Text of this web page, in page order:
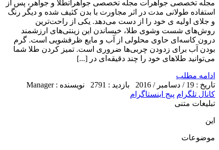
مجله تخصصی جواهرات مجله تخصصی جواهراتطلا و جواهر، پس از
استفاده طولانی مدت در اثر مجاورت با بدن کثیف شده و دیگر رنگ
و جلای اولیه ی خود را از دست می‌دهد. یکی از راحت‌ترین
روش‌های شست وشوی طلا، خیساندن این زینتی‌های ارزشمند
درون کاسه‌ای حاوی محلولی از آب و مایع ظرفشویی است. گرم
بودن آب برای زدودن چربی‌ها ضروری است. تمیز کردن طلا شما
می‌توانید طلاهای خود را چند دقیقه‌ای در [...]
ادامه مطلب
تاریخ : 19 / دسامبر / 2016
بازدید : 2791
نویسنده : Manager
کانال تلگرام پیج اینستاگرام
تبلیغات متنی
این
موضوعات